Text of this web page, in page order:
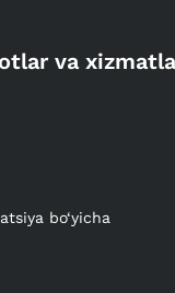
va
bo‘yicha